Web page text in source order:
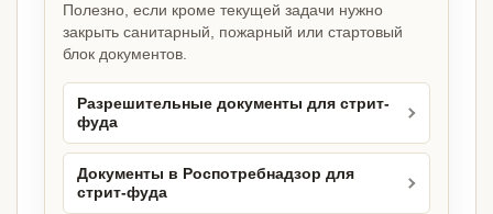
Полезно, если кроме текущей задачи нужно
закрыть санитарный, пожарный или стартовый
блок документов.
Разрешительные документы для стрит-
фуда
Документы в Роспотребнадзор для
стрит-фуда